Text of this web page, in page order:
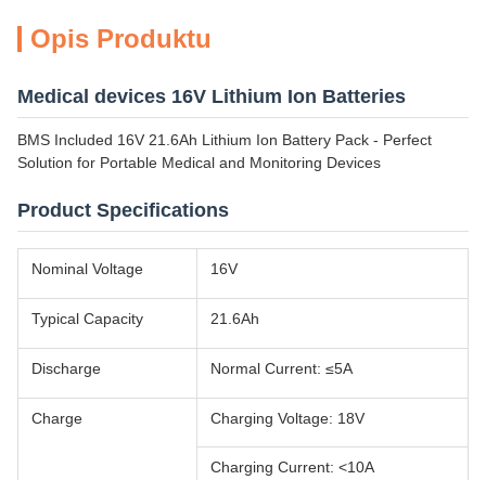
Opis Produktu
Medical devices 16V Lithium Ion Batteries
BMS Included 16V 21.6Ah Lithium Ion Battery Pack - Perfect
Solution for Portable Medical and Monitoring Devices
Product Specifications
Nominal Voltage 16V
Typical Capacity 21.6Ah
Discharge Normal Current: ≤5A
Charge Charging Voltage: 18V
Charging Current: <10A